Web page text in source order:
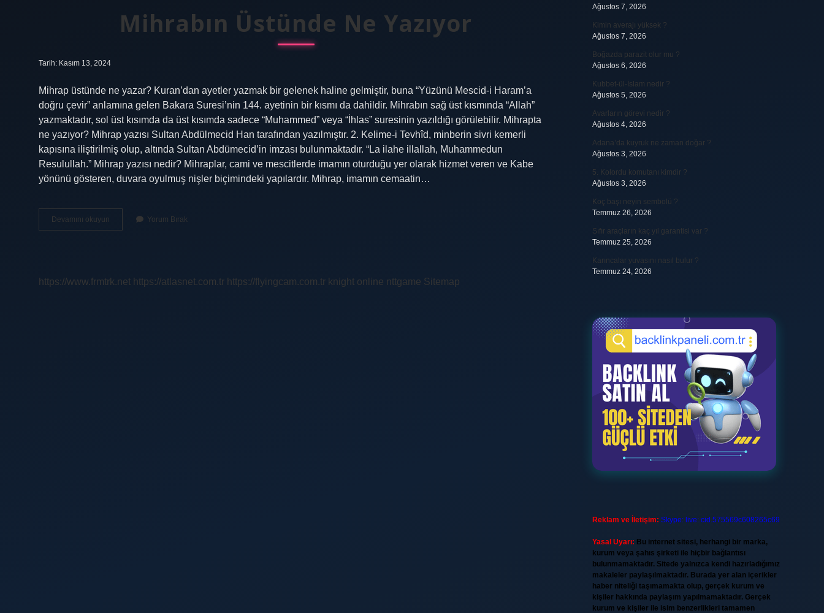
Mihrabın Üstünde Ne Yazıyor
Tarih: Kasım 13, 2024
Mihrap üstünde ne yazar? Kuran’dan ayetler yazmak bir gelenek haline gelmiştir, buna “Yüzünü Mescid-i Haram’a
doğru çevir” anlamına gelen Bakara Suresi’nin 144. ayetinin bir kısmı da dahildir. Mihrabın sağ üst kısmında “Allah”
yazmaktadır, sol üst kısımda da üst kısımda sadece “Muhammed” veya “İhlas” suresinin yazıldığı görülebilir. Mihrapta
ne yazıyor? Mihrap yazısı Sultan Abdülmecid Han tarafından yazılmıştır. 2. Kelime-i Tevhîd, minberin sivri kemerli
kapısına iliştirilmiş olup, altında Sultan Abdümecid’in imzası bulunmaktadır. “La ilahe illallah, Muhammedun
Resulullah.” Mihrap yazısı nedir? Mihraplar, cami ve mescitlerde imamın oturduğu yer olarak hizmet veren ve Kabe
yönünü gösteren, duvara oyulmuş nişler biçimindeki yapılardır. Mihrap, imamın cemaatin…
Devamını okuyun Mihrabın
Üstünde
Yorum Bırak
https://www.frmtrk.net https://atlasnet.com.tr https://flyingcam.com.tr knight online nttgame Sitemap
Ağustos 7, 2026
Kimin averajı yüksek ?
Ağustos 7, 2026
Boğazda parazit olur mu ?
Ağustos 6, 2026
Kubbet-ül-İslam nedir ?
Ağustos 5, 2026
Avarların görevi nedir ?
Ağustos 4, 2026
Adana’da kuyruk ne zaman doğar ?
Ağustos 3, 2026
5. Kolordu komutanı kimdir ?
Ağustos 3, 2026
Koç başı neyin sembolü ?
Temmuz 26, 2026
Sıfır araçların kaç yıl garantisi var ?
Temmuz 25, 2026
Karıncalar yuvasını nasıl bulur ?
Temmuz 24, 2026
Reklam ve İletişim: Skype: live:.cid.575569c608265c69
Yasal Uyarı: Bu internet sitesi, herhangi bir marka,
kurum veya şahıs şirketi ile hiçbir bağlantısı
bulunmamaktadır. Sitede yalnızca kendi hazırladığımız
makaleler paylaşılmaktadır. Burada yer alan içerikler
haber niteliği taşımamakta olup, gerçek kurum ve
kişiler hakkında paylaşım yapılmamaktadır. Gerçek
kurum ve kişiler ile isim benzerlikleri tamamen